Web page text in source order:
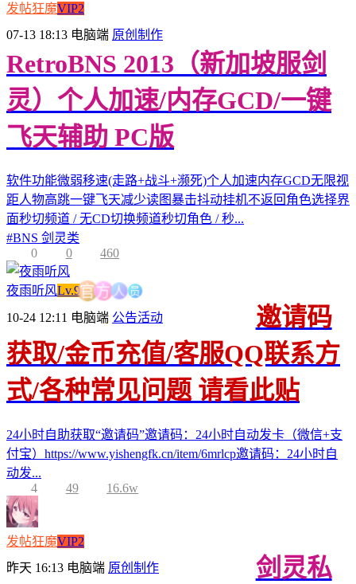
发帖狂魔VIP2
07-13 18:13 电脑端 原创制作
RetroBNS 2013（新加坡服剑
灵）个人加速/内存GCD/一键
飞天辅助 PC版
软件功能微弱移速(走路+战斗+濒死)个人加速内存GCD无限视
距人物高跳一键飞天减少读图暴击抖动挂机不返回角色选择界
面秒切频道 / 无CD切换频道秒切角色 / 秒...
#BNS 剑灵类
0
0 460
夜雨听风Lv.9官 方人员
10-24 12:11 电脑端 公告活动
邀请码
获取/金币充值/客服QQ联系方
式/各种常见问题 请看此贴
24小时自助获取“邀请码”邀请码：24小时自动发卡（微信+支
付宝）https://www.yishengfk.cn/item/6mrlcp邀请码：24小时自
动发...
4
49 16.6w
发帖狂魔VIP2
昨天 16:13 电脑端 原创制作
剑灵私